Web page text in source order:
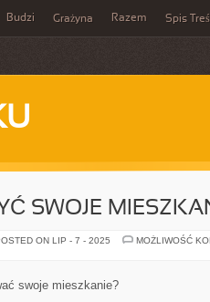
Budzi Grażyna Razem Spis
SWOJE
ON LIP - 7 - 2025
MOŻLIWOŚĆ
swoje mieszkanie?